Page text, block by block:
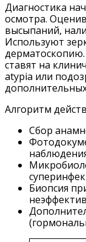
Диагностика
осмотра.
высыпаний,
Используют
ставят на
atypia или
Алгоритм
Сбор
Биопсия